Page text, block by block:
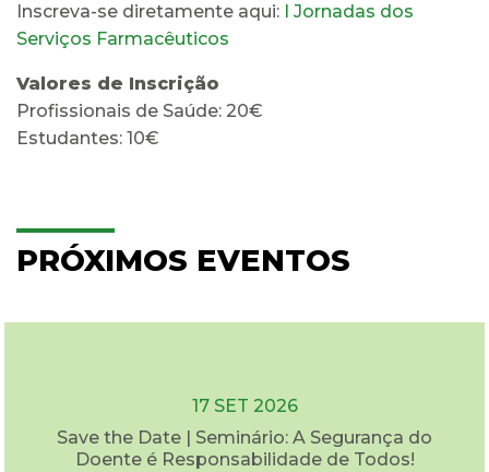
Inscreva-se diretamente aqui:
I Jornadas dos
Serviços Farmacêuticos
Valores de Inscrição
Profissionais de Saúde: 20€
Estudantes: 10€
PRÓXIMOS EVENTOS
17 SET 2026
Save the Date | Seminário: A Segurança do
Doente é Responsabilidade de Todos!